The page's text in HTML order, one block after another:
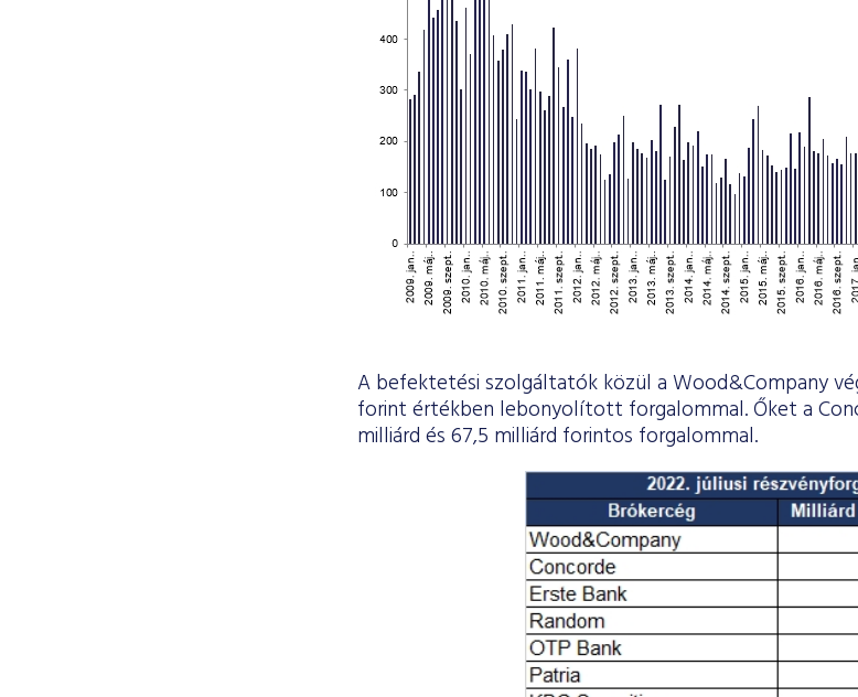
A befektetési szolgáltatók közül a Wood&Company
forint értékben lebonyolított forgalommal. Őket a
milliárd és 67,5 milliárd forintos forgalommal.